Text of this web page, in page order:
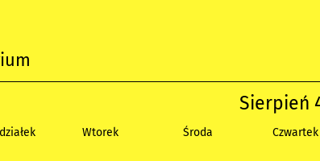
Sierpień
Wtorek Środa Czwartek